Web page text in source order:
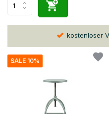
kostenloser Versand ab100,-€
SALE 10%